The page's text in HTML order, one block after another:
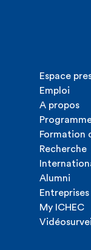
Espace
Emploi
A propos
Formation
Recherche
Alumni
Entreprises
My ICHEC